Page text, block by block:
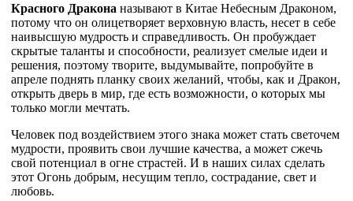
Красного Дракона называют в Китае Небесным Драконом,
потому что он олицетворяет верховную власть, несет в себе
наивысшую мудрость и справедливость. Он пробуждает
скрытые таланты и способности, реализует смелые идеи и
решения, поэтому творите, выдумывайте, попробуйте в
апреле поднять планку своих желаний, чтобы, как и Дракон,
открыть дверь в мир, где есть возможности, о которых мы
только могли мечтать.
Человек под воздействием этого знака может стать светочем
мудрости, проявить свои лучшие качества, а может сжечь
свой потенциал в огне страстей. И в наших силах сделать
этот Огонь добрым, несущим тепло, сострадание, свет и
любовь.